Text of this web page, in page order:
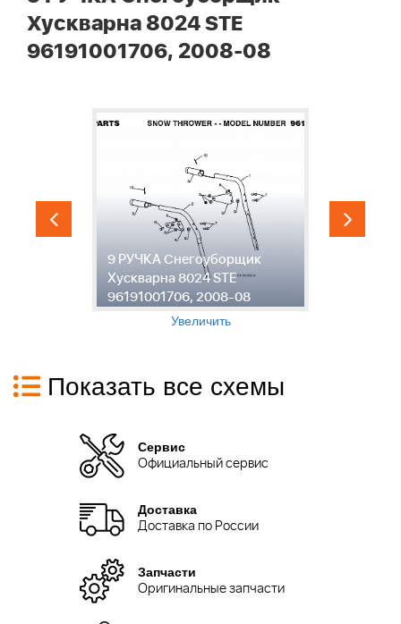
Хускварна 8024 STE
96191001706, 2008-08
9 РУЧКА Снегоуборщик
Хускварна 8024 STE
96191001706, 2008-08
Увеличить
Показать все схемы
Сервис
Официальный сервис
Доставка
Доставка по России
Запчасти
Оригинальные запчасти